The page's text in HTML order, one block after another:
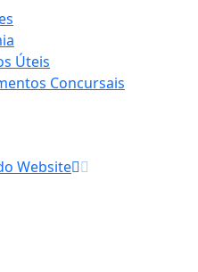
Úteis
Concursais
Website